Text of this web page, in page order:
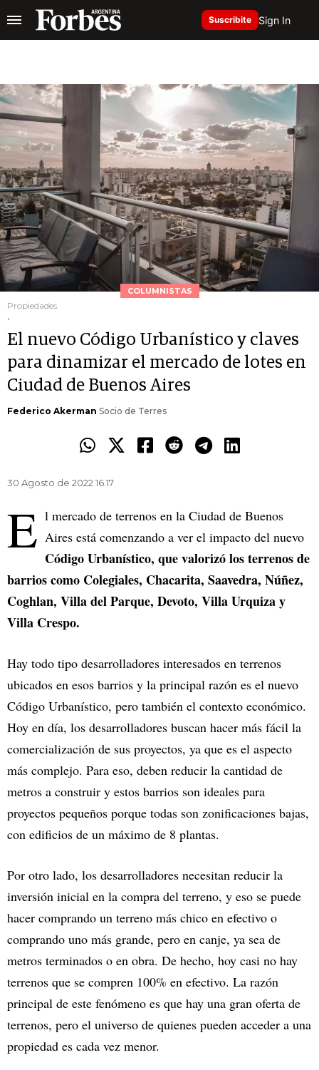
Suscribite Sign In
COLUMNISTAS
Propiedades.
.
El nuevo Código Urbanístico y claves
para dinamizar el mercado de lotes en
Ciudad de Buenos Aires
Federico Akerman Socio de Terres
30 Agosto de 2022 16.17
E l mercado de terrenos en la Ciudad de Buenos
Aires está comenzando a ver el impacto del nuevo
Código Urbanístico, que valorizó los terrenos de
barrios como Colegiales, Chacarita, Saavedra, Núñez,
Coghlan, Villa del Parque, Devoto, Villa Urquiza y
Villa Crespo.
Hay todo tipo desarrolladores interesados en terrenos
ubicados en esos barrios y la principal razón es el nuevo
Código Urbanístico, pero también el contexto económico.
Hoy en día, los desarrolladores buscan hacer más fácil la
comercialización de sus proyectos, ya que es el aspecto
más complejo. Para eso, deben reducir la cantidad de
metros a construir y estos barrios son ideales para
proyectos pequeños porque todas son zonificaciones bajas,
con edificios de un máximo de 8 plantas.
Por otro lado, los desarrolladores necesitan reducir la
inversión inicial en la compra del terreno, y eso se puede
hacer comprando un terreno más chico en efectivo o
comprando uno más grande, pero en canje, ya sea de
metros terminados o en obra. De hecho, hoy casi no hay
terrenos que se compren 100% en efectivo. La razón
principal de este fenómeno es que hay una gran oferta de
terrenos, pero el universo de quienes pueden acceder a una
propiedad es cada vez menor.